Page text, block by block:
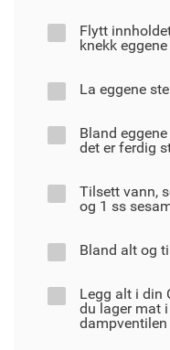
Flytt
knekk
La eggene
Bland
det er ferdig
Tilsett vann,
og 1 ss
Bland alt og
Legg alt i din
du lager mat